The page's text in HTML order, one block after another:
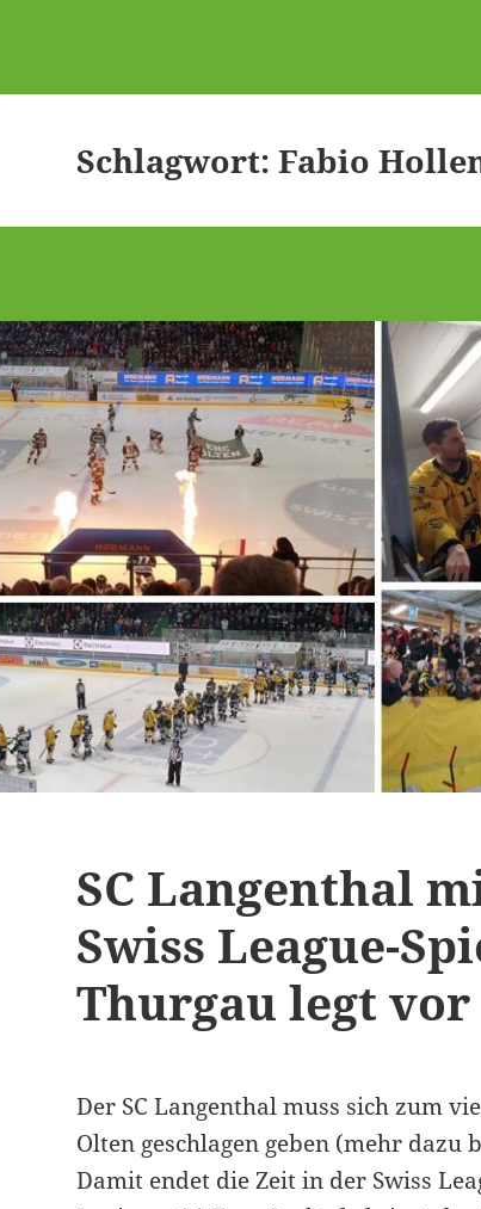
Schlagwort:Fabio
SC Langenthal
Swiss League-
Thurgau legt vor
Der SC Langenthal muss sich zum
Olten geschlagen geben (mehr
Damit endet die Zeit in der Swiss